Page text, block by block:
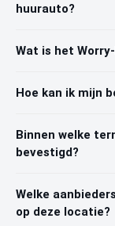
huurauto?
Wat is het
Hoe kan ik mijn
Binnen welke
bevestigd?
Welke
op deze locatie?